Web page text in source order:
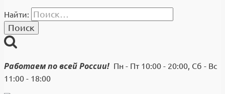
Найти:
Работаем по всей России! Пн - Пт 10:00 - 20:00, Сб - Вс
11:00 - 18:00